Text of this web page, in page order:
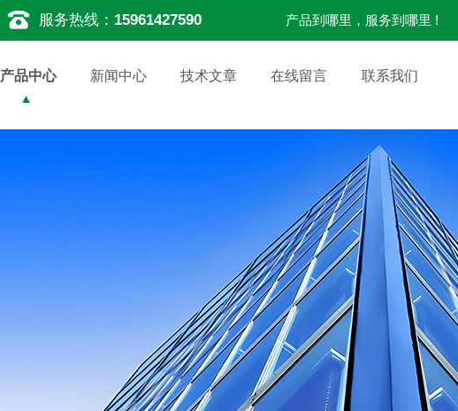
服务热线： 15961427590 产品到哪里，服务到哪里 !
产品中心 新闻中心 技术文章 在线留言 联系我们